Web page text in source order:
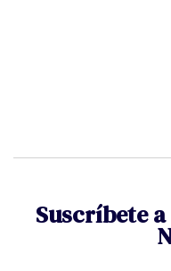
Suscríbete